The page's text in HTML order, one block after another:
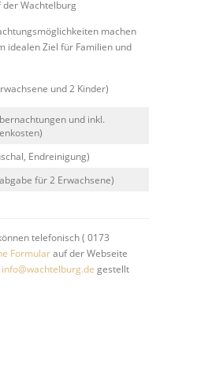
Wachtelburg
machen
idealen Ziel für Familien und
und 2 Kinder)
und inkl.
Endreinigung)
für 2 Erwachsene)
telefonisch ( 0173
Formularauf der Webseite
info@wachtelburg.de gestellt